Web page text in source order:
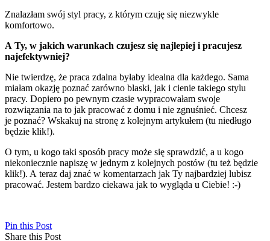
Znalazłam swój styl pracy, z którym czuję się niezwykle
komfortowo.
A Ty, w jakich warunkach czujesz się najlepiej i pracujesz
najefektywniej?
Nie twierdzę, że praca zdalna byłaby idealna dla każdego. Sama
miałam okazję poznać zarówno blaski, jak i cienie takiego stylu
pracy. Dopiero po pewnym czasie wypracowałam swoje
rozwiązania na to jak pracować z domu i nie zgnuśnieć. Chcesz
je poznać? Wskakuj na stronę z kolejnym artykułem (tu niedługo
będzie klik!).
O tym, u kogo taki sposób pracy może się sprawdzić, a u kogo
niekoniecznie napiszę w jednym z kolejnych postów (tu też będzie
klik!). A teraz daj znać w komentarzach jak Ty najbardziej lubisz
pracować. Jestem bardzo ciekawa jak to wygląda u Ciebie! :-)
Pin this Post
Share this Post